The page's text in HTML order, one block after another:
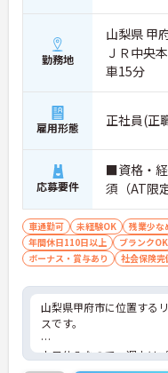
勤務地
山梨県 甲
ＪＲ中央
車15分
雇用形態 正社員(正
応募要件
■資格・
須（AT限
車通勤可 未経験OK 残業少な
年間休日110日以上
ブランクOK
ボーナス・賞与あり
社会保険完
山梨県甲府市に位置する
スです。
土日休みなので、週末は